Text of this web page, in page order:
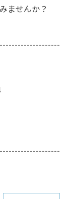
ませんか？